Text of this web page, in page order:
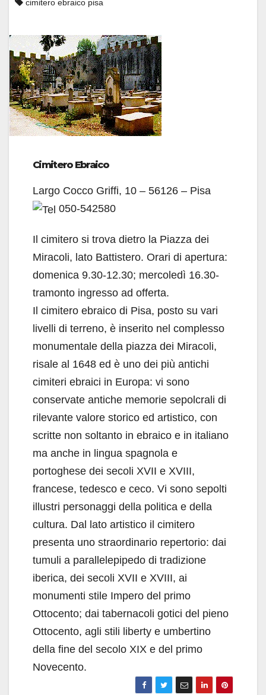
cimitero ebraico pisa
Cimitero Ebraico
Largo Cocco Griffi, 10 – 56126 – Pisa
050-542580
Il cimitero si trova dietro la Piazza dei
Miracoli, lato Battistero. Orari di apertura:
domenica 9.30-12.30; mercoledì 16.30-
tramonto ingresso ad offerta.
Il cimitero ebraico di Pisa, posto su vari
livelli di terreno, è inserito nel complesso
monumentale della piazza dei Miracoli,
risale al 1648 ed è uno dei più antichi
cimiteri ebraici in Europa: vi sono
conservate antiche memorie sepolcrali di
rilevante valore storico ed artistico, con
scritte non soltanto in ebraico e in italiano
ma anche in lingua spagnola e
portoghese dei secoli XVII e XVIII,
francese, tedesco e ceco. Vi sono sepolti
illustri personaggi della politica e della
cultura. Dal lato artistico il cimitero
presenta uno straordinario repertorio: dai
tumuli a parallelepipedo di tradizione
iberica, dei secoli XVII e XVIII, ai
monumenti stile Impero del primo
Ottocento; dai tabernacoli gotici del pieno
Ottocento, agli stili liberty e umbertino
della fine del secolo XIX e del primo
Novecento.